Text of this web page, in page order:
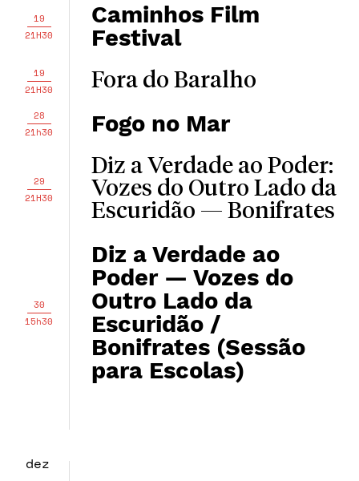
19
21H30
Caminhos Film
Festival
19
21H30
Fora do Baralho
28
21h30
Fogo no Mar
29
21H30
Diz a Verdade ao Poder:
Vozes do Outro Lado da
Escuridão — Bonifrates
30
15h30
Diz a Verdade ao
Poder — Vozes do
Outro Lado da
Escuridão /
Bonifrates (Sessão
para Escolas)
dez